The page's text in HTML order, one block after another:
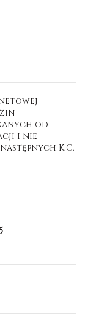
od
i nie
K.C.